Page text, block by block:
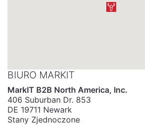
BIURO MARKIT
MarkIT B2B North America, Inc.
406 Suburban Dr. 853
DE 19711 Newark
Stany Zjednoczone